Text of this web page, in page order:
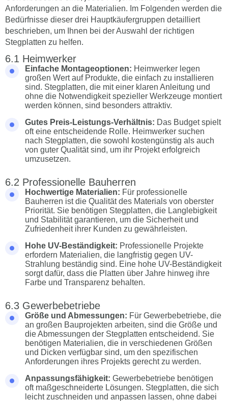
Anforderungen an die Materialien. Im Folgenden werden die
Bedürfnisse dieser drei Hauptkäufergruppen detailliert
beschrieben, um Ihnen bei der Auswahl der richtigen
Stegplatten zu helfen.
Heimwerker
Einfache Montageoptionen: Heimwerker legen
großen Wert auf Produkte, die einfach zu installieren
sind. Stegplatten, die mit einer klaren Anleitung und
ohne die Notwendigkeit spezieller Werkzeuge montiert
werden können, sind besonders attraktiv.
Gutes Preis-Leistungs-Verhältnis: Das Budget spielt
oft eine entscheidende Rolle. Heimwerker suchen
nach Stegplatten, die sowohl kostengünstig als auch
von guter Qualität sind, um ihr Projekt erfolgreich
umzusetzen.
Professionelle Bauherren
Hochwertige Materialien: Für professionelle
Bauherren ist die Qualität des Materials von oberster
Priorität. Sie benötigen Stegplatten, die Langlebigkeit
und Stabilität garantieren, um die Sicherheit und
Zufriedenheit ihrer Kunden zu gewährleisten.
Hohe UV-Beständigkeit: Professionelle Projekte
erfordern Materialien, die langfristig gegen UV-
Strahlung beständig sind. Eine hohe UV-Beständigkeit
sorgt dafür, dass die Platten über Jahre hinweg ihre
Farbe und Transparenz behalten.
Gewerbebetriebe
Größe und Abmessungen: Für Gewerbebetriebe, die
an großen Bauprojekten arbeiten, sind die Größe und
die Abmessungen der Stegplatten entscheidend. Sie
benötigen Materialien, die in verschiedenen Größen
und Dicken verfügbar sind, um den spezifischen
Anforderungen ihres Projekts gerecht zu werden.
Anpassungsfähigkeit: Gewerbebetriebe benötigen
oft maßgeschneiderte Lösungen. Stegplatten, die sich
leicht zuschneiden und anpassen lassen, ohne dabei